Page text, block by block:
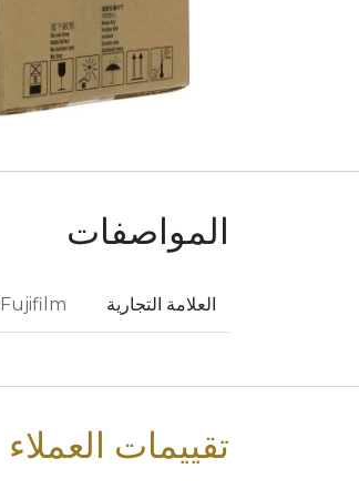
المواصفات
العلامة التجارية Fujifilm
تقييمات العملاء